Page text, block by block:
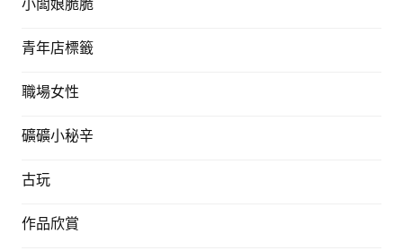
小闆娘脆脆
青年店標籤
職場女性
礦礦小秘辛
古玩
作品欣賞